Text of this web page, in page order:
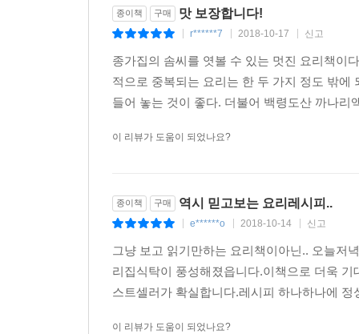
종이책 구매 맛 보장합니다!
r******7 2018-10-17 신고
종가집의 솜씨를 엿볼 수 있는 멋진 요리책이
적으로 중복되는 요리는 한 두 가지 정도 밖
들어 놓는 것이 좋다. 더불어 백령도산 까나
이 리뷰가 도움이 되었나요?
종이책 구매 역시 믿고보는 요리레시피..
e******o 2018-10-14 신고
그냥 보고 읽기만하는 요리책이아닌.. 오늘저
리집식탁이 풍성해졌읍니다.이책으로 더욱
스트셀러가 확실합니다.레시피 하나하나에
이 리뷰가 도움이 되었나요?